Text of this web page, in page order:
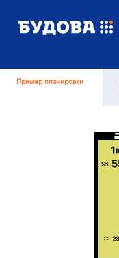
Пример планировки